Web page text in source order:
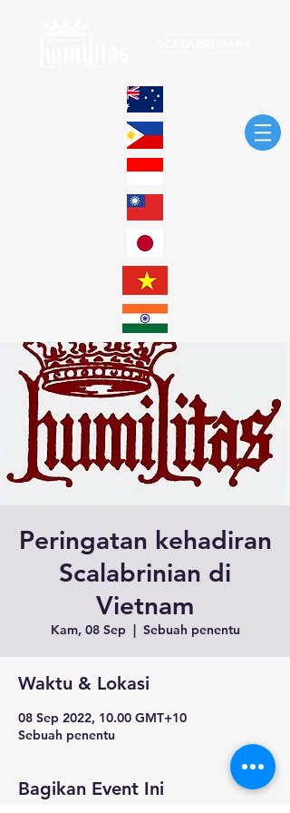
Peringatan kehadiran
Scalabrinian di
Vietnam
Kam, 08 Sep
  |
Sebuah penentu
Waktu & Lokasi
08 Sep 2022, 10.00 GMT+10
Sebuah penentu
Bagikan Event Ini